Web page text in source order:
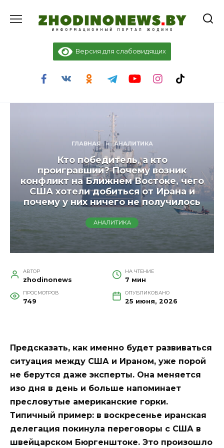
содержанию
Версия для слабовидящих
ГЛАВНАЯ » АНАЛИТИКА
Кто победитель, а кто
проигравший? Почему возник
конфликт на Ближнем Востоке, чего
США хотели добиться от Ирана и
почему у них ничего не получилось
АНАЛИТИКА
АВТОР
zhodinonews
НА ЧТЕНИЕ
7 мин
ПРОСМОТРОВ
749
ОПУБЛИКОВАНО
25 июня, 2026
Предсказать, как именно будет развиваться
ситуация между США и Ираном, уже порой
не берутся даже эксперты. Она меняется
изо дня в день и больше напоминает
пресловутые американские горки.
Типичный пример: в воскресенье иранская
делегация покинула переговоры с США в
швейцарском Бюргенштоке. Это произошло